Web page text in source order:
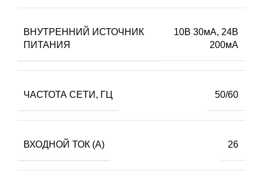
ВНУТРЕННИЙ ИСТОЧНИК
ПИТАНИЯ
10В 30мА, 24В
200мА
ЧАСТОТА СЕТИ, ГЦ 50/60
ВХОДНОЙ ТОК (А) 26